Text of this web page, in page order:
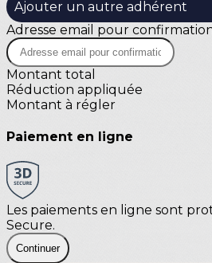
Ajouter un autre adhérent
Adresse email pour
Montant total
Réduction appliquée
Montant à régler
Paiement en ligne
Les paiements en ligne sont
Secure.
Continuer